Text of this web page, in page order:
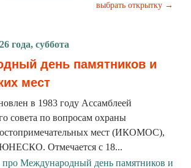
выбрать открытку →
года, суббота
день памятников и
мест
в 1983 году Ассамблеей
совета по вопросам охраны
мест (ИКОМОС),
Отмечается с 18...
про Международный день памятников и